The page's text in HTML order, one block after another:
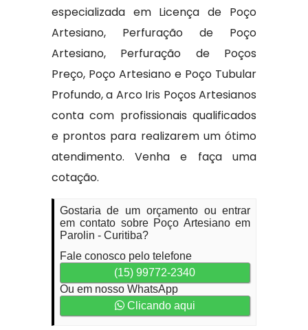
especializada em Licença de Poço
Artesiano, Perfuração de Poço
Artesiano, Perfuração de Poços
Preço, Poço Artesiano e Poço Tubular
Profundo, a Arco Iris Poços Artesianos
conta com profissionais qualificados
e prontos para realizarem um ótimo
atendimento. Venha e faça uma
cotação.
Gostaria de um orçamento ou entrar
em contato sobre Poço Artesiano em
Parolin - Curitiba?
Fale conosco pelo telefone
(15) 99772-2340
Ou em nosso WhatsApp
Clicando aqui